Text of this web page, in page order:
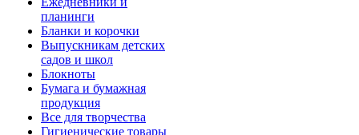
планинги
Бланки и корочки
Выпускникам детских
садов и школ
Блокноты
Бумага и бумажная
продукция
Все для творчества
Гигиенические товары